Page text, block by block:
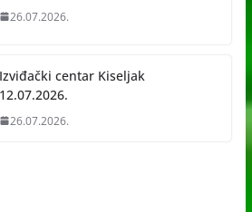
26.07.2026.
Izviđački centar Kiseljak
12.07.2026.
26.07.2026.